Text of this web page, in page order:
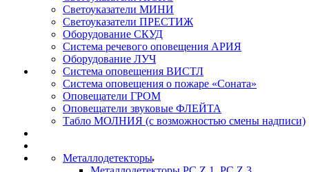
Светоуказатели МИНИ
Светоуказатели ПРЕСТИЖ
Оборудование СКУД
Система речевого оповещения АРИЯ
Оборудование ЛУЧ
Система оповещения ВИСТЛ
Система оповещения о пожаре «Соната»
Оповещатели ГРОМ
Оповещатели звуковые ФЛЕЙТА
Табло МОЛНИЯ (с возможностью смены надписи)
Металлодетекторы